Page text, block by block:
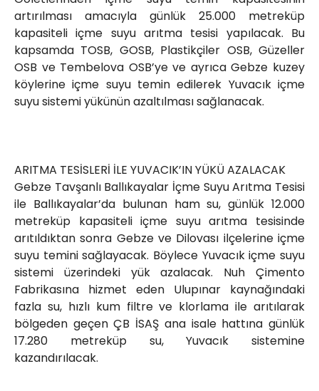
artırılması amacıyla günlük 25.000 metreküp
kapasiteli içme suyu arıtma tesisi yapılacak. Bu
kapsamda TOSB, GOSB, Plastikçiler OSB, Güzeller
OSB ve Tembelova OSB’ye ve ayrıca Gebze kuzey
köylerine içme suyu temin edilerek Yuvacık içme
suyu sistemi yükünün azaltılması sağlanacak.
ARITMA TESİSLERİ İLE YUVACIK’IN YÜKÜ AZALACAK
Gebze Tavşanlı Ballıkayalar İçme Suyu Arıtma Tesisi
ile Ballıkayalar’da bulunan ham su, günlük 12.000
metreküp kapasiteli içme suyu arıtma tesisinde
arıtıldıktan sonra Gebze ve Dilovası ilçelerine içme
suyu temini sağlayacak. Böylece Yuvacık içme suyu
sistemi üzerindeki yük azalacak. Nuh Çimento
Fabrikasına hizmet eden Ulupınar kaynağındaki
fazla su, hızlı kum filtre ve klorlama ile arıtılarak
bölgeden geçen ÇB İSAŞ ana isale hattına günlük
17.280 metreküp su, Yuvacık sistemine
kazandırılacak.